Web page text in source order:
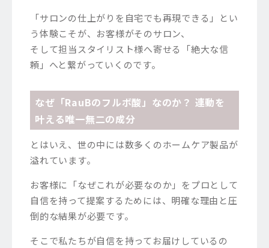
「サロンの仕上がりを自宅でも再現できる」とい
う体験こそが、お客様がそのサロン、
そして担当スタイリスト様へ寄せる「絶大な信
頼」へと繋がっていくのです。
なぜ「RauBのフルボ酸」なのか？ 連動を
叶える唯一無二の成分
とはいえ、世の中には数多くのホームケア製品が
溢れています。
お客様に「なぜこれが必要なのか」をプロとして
自信を持って提案するためには、明確な理由と圧
倒的な結果が必要です。
そこで私たちが自信を持ってお届けしているの